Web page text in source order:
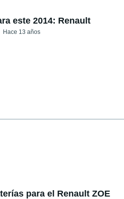
este 2014: Renault
Hace 13 años
para el Renault ZOE